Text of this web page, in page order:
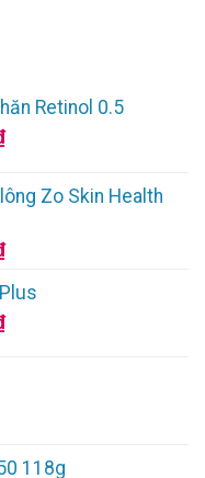
Retinol 0.5
Giá
tại
Zo Skin Health
Giá
tại
là:
Giá
118g